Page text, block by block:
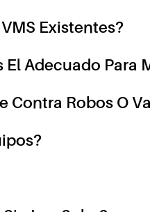
Existentes?
Adecuado Para
Contra Robos O